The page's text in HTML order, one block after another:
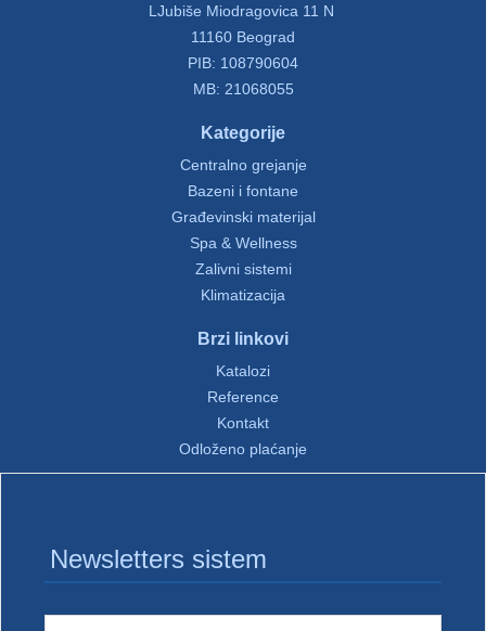
LJubiše Miodragovica 11 N
11160 Beograd
PIB: 108790604
MB: 21068055
Kategorije
Centralno grejanje
Bazeni i fontane
Građevinski materijal
Spa & Wellness
Zalivni sistemi
Klimatizacija
Brzi linkovi
Katalozi
Reference
Kontakt
Odloženo plaćanje
Newsletters sistem